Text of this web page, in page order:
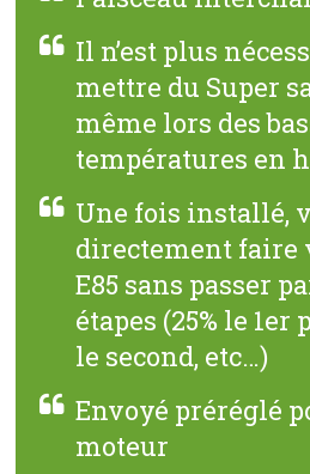
Il n’est plus
mettre du Super
même lors des
températures en
Une fois installé,
directement faire
E85 sans passer
étapes (25% le 1er
le second, etc…)
Envoyé préréglé
moteur